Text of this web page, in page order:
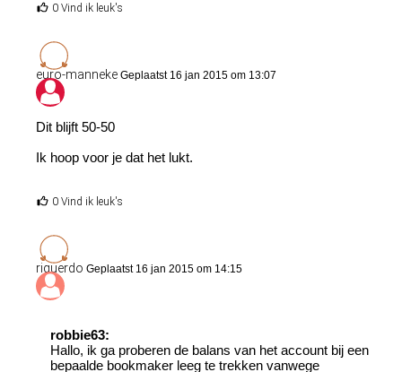
0 Vind ik leuk's
euro-manneke Geplaatst 16 jan 2015 om 13:07
Dit blijft 50-50
Ik hoop voor je dat het lukt.
0 Vind ik leuk's
riquerdo Geplaatst 16 jan 2015 om 14:15
robbie63:
Hallo, ik ga proberen de balans van het account bij een
bepaalde bookmaker leeg te trekken vanwege